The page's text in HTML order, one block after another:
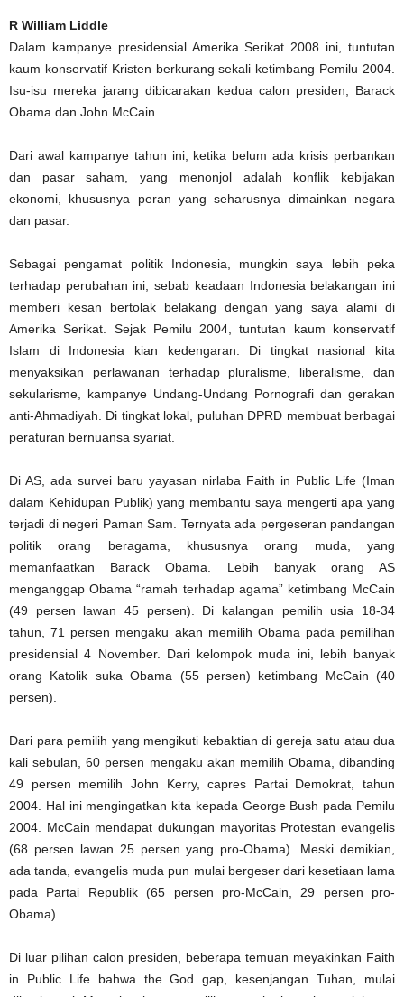
R William Liddle
Dalam kampanye presidensial Amerika Serikat 2008 ini, tuntutan
kaum konservatif Kristen berkurang sekali ketimbang Pemilu 2004.
Isu-isu mereka jarang dibicarakan kedua calon presiden, Barack
Obama dan John McCain.
Dari awal kampanye tahun ini, ketika belum ada krisis perbankan
dan pasar saham, yang menonjol adalah konflik kebijakan
ekonomi, khususnya peran yang seharusnya dimainkan negara
dan pasar.
Sebagai pengamat politik Indonesia, mungkin saya lebih peka
terhadap perubahan ini, sebab keadaan Indonesia belakangan ini
memberi kesan bertolak belakang dengan yang saya alami di
Amerika Serikat. Sejak Pemilu 2004, tuntutan kaum konservatif
Islam di Indonesia kian kedengaran. Di tingkat nasional kita
menyaksikan perlawanan terhadap pluralisme, liberalisme, dan
sekularisme, kampanye Undang-Undang Pornografi dan gerakan
anti-Ahmadiyah. Di tingkat lokal, puluhan DPRD membuat berbagai
peraturan bernuansa syariat.
Di AS, ada survei baru yayasan nirlaba Faith in Public Life (Iman
dalam Kehidupan Publik) yang membantu saya mengerti apa yang
terjadi di negeri Paman Sam. Ternyata ada pergeseran pandangan
politik orang beragama, khususnya orang muda, yang
memanfaatkan Barack Obama. Lebih banyak orang AS
menganggap Obama “ramah terhadap agama” ketimbang McCain
(49 persen lawan 45 persen). Di kalangan pemilih usia 18-34
tahun, 71 persen mengaku akan memilih Obama pada pemilihan
presidensial 4 November. Dari kelompok muda ini, lebih banyak
orang Katolik suka Obama (55 persen) ketimbang McCain (40
persen).
Dari para pemilih yang mengikuti kebaktian di gereja satu atau dua
kali sebulan, 60 persen mengaku akan memilih Obama, dibanding
49 persen memilih John Kerry, capres Partai Demokrat, tahun
2004. Hal ini mengingatkan kita kepada George Bush pada Pemilu
2004. McCain mendapat dukungan mayoritas Protestan evangelis
(68 persen lawan 25 persen yang pro-Obama). Meski demikian,
ada tanda, evangelis muda pun mulai bergeser dari kesetiaan lama
pada Partai Republik (65 persen pro-McCain, 29 persen pro-
Obama).
Di luar pilihan calon presiden, beberapa temuan meyakinkan Faith
in Public Life bahwa the God gap, kesenjangan Tuhan, mulai